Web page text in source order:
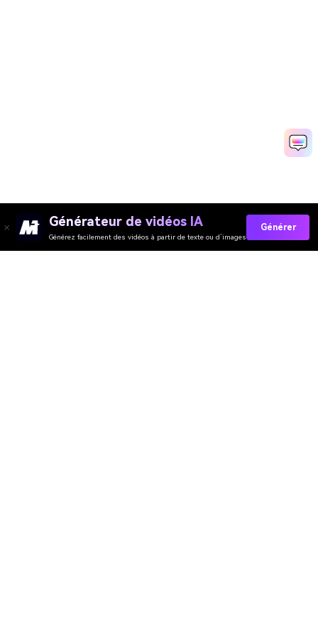
Générateur de vidéos IA
Générez facilement des vidéos à partir de texte ou d’images
Générer